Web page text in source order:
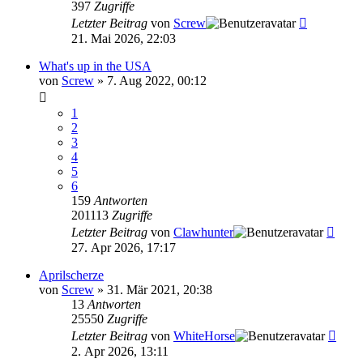
397 Zugriffe
Letzter Beitrag von Screw
21. Mai 2026, 22:03
What's up in the USA
von Screw » 7. Aug 2022, 00:12
1
2
3
4
5
6
159 Antworten
201113 Zugriffe
Letzter Beitrag von Clawhunter
27. Apr 2026, 17:17
Aprilscherze
von Screw » 31. Mär 2021, 20:38
13 Antworten
25550 Zugriffe
Letzter Beitrag von WhiteHorse
2. Apr 2026, 13:11